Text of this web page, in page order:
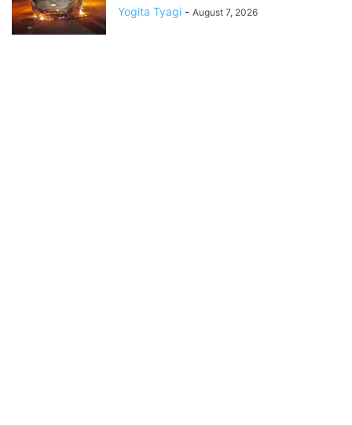
Yogita Tyagi - August 7, 2026